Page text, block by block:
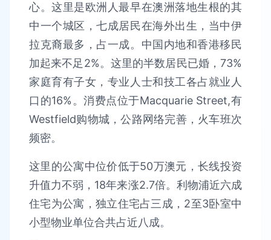
心。这里是欧洲人最早在澳洲落地生根的其
中一个城区，七成居民在海外出生，当中伊
拉克裔最多，占一成。中国内地和香港移民
加起来不足2%。这里的半数居民已婚，73%
家庭育有子女，专业人士和技工各占就业人
口的16%。消费点位于Macquarie Street,有
Westfield购物城，公路网络完善，火车班次
频密。
这里的公寓中位价低于50万澳元，长线投资
升值力不弱，18年来涨2.7倍。利物浦近六成
住宅为公寓，独立住宅占三成，2至3卧室中
小型物业单位合共占近八成。